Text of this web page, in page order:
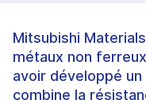
Mitsubishi
métaux non
avoir développé
combine la